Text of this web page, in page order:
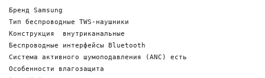
Бренд Samsung
Тип беспроводные TWS-наушники
Конструкция  внутриканальные
Беспроводные интерфейсы Bluetooth
Система активного шумоподавления (ANC) есть
Особенности влагозащита